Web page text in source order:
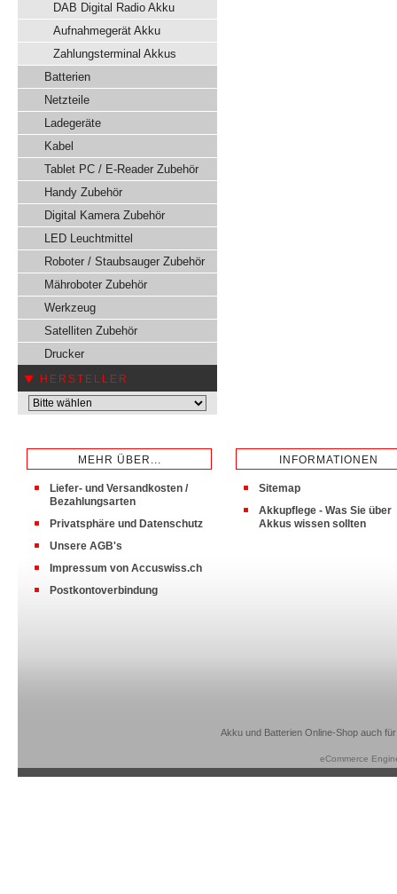
DAB Digital Radio Akku
Aufnahmegerät Akku
Zahlungsterminal Akkus
Batterien
Netzteile
Ladegeräte
Kabel
Tablet PC / E-Reader Zubehör
Handy Zubehör
Digital Kamera Zubehör
LED Leuchtmittel
Roboter / Staubsauger Zubehör
Mähroboter Zubehör
Werkzeug
Satelliten Zubehör
Drucker
HERSTELLER
MEHR ÜBER...
Liefer- und Versandkosten /
Bezahlungsarten
Privatsphäre und Datenschutz
Unsere AGB's
Impressum von Accuswiss.ch
Postkontoverbindung
INFORMATIONEN
Sitemap
Akkupflege - Was Sie über
Akkus wissen sollten
Akku und Batterien Online-Shop auch
eCommerce